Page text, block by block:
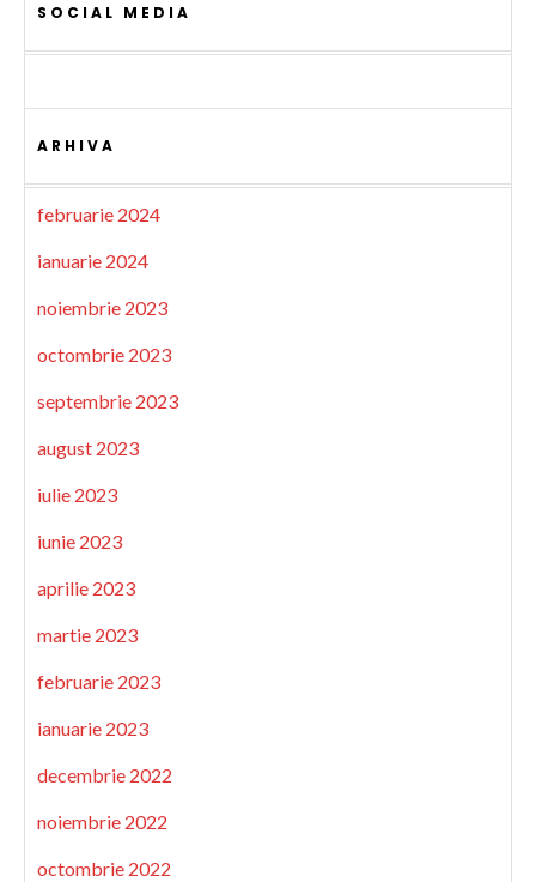
SOCIAL MEDIA
ARHIVA
februarie 2024
ianuarie 2024
noiembrie 2023
octombrie 2023
septembrie 2023
august 2023
iulie 2023
iunie 2023
aprilie 2023
martie 2023
februarie 2023
ianuarie 2023
decembrie 2022
noiembrie 2022
octombrie 2022